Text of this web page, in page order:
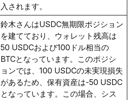
入されます。
鈴木さんはUSDC無期限ポジション
を建てており、ウォレット残高は
50 USDCおよび100ドル相当の
BTCとなっています。このポジシ
ョンでは、100 USDCの未実現損失
があるため、保有資産は-50 USDC
となっています。この場合、シス